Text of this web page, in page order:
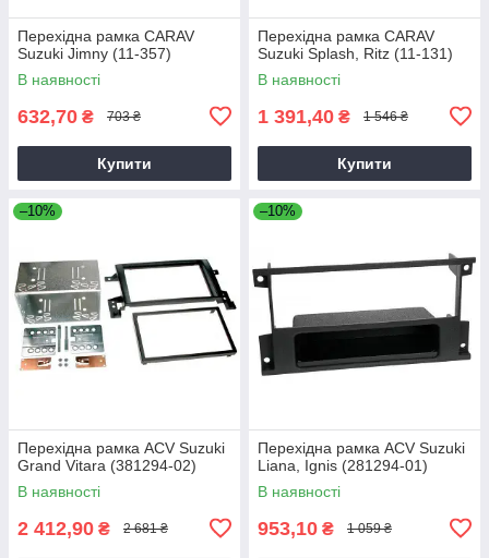
Перехідна рамка CARAV
Suzuki Jimny (11-357)
В наявності
632,70 ₴ 703 ₴
Купити
Перехідна рамка CARAV
Suzuki Splash, Ritz (11-131)
В наявності
1 391,40 ₴ 1 546 ₴
Купити
–10%
Перехідна рамка ACV Suzuki
Grand Vitara (381294-02)
В наявності
2 412,90 ₴ 2 681 ₴
–10%
Перехідна рамка ACV Suzuki
Liana, Ignis (281294-01)
В наявності
953,10 ₴ 1 059 ₴